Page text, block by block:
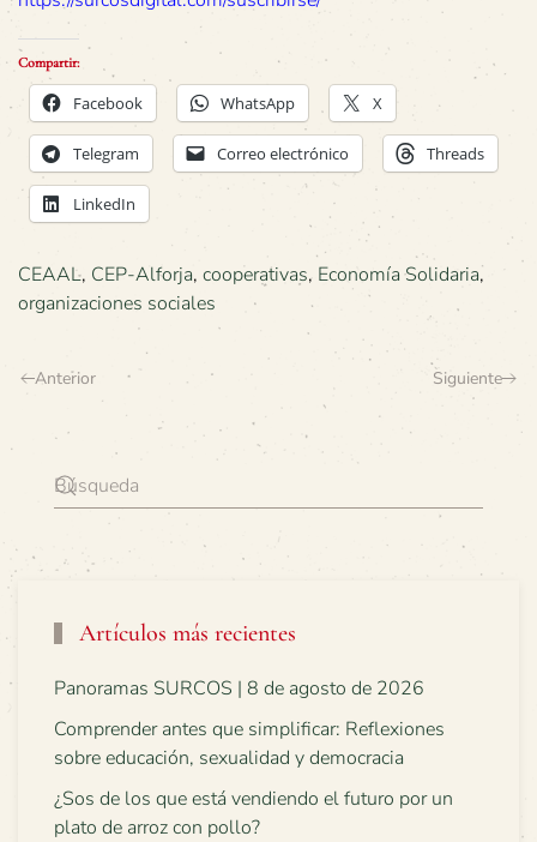
Compartir:
Facebook WhatsApp X
Telegram Correo electrónico Threads
LinkedIn
CEAAL, CEP-Alforja, cooperativas, Economía Solidaria,
organizaciones sociales
Anterior Siguiente
Artículos más recientes
Panoramas SURCOS | 8 de agosto de 2026
Comprender antes que simplificar: Reflexiones
sobre educación, sexualidad y democracia
¿Sos de los que está vendiendo el futuro por un
plato de arroz con pollo?